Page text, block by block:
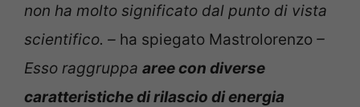
non ha molto significato dal punto di vista
scientifico. – ha spiegato Mastrolorenzo –
Esso raggruppa aree con diverse
caratteristiche di rilascio di energia